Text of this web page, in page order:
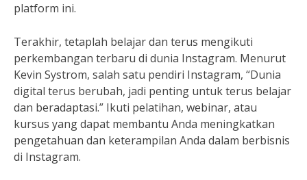
platform ini.
Terakhir, tetaplah belajar dan terus mengikuti
perkembangan terbaru di dunia Instagram. Menurut
Kevin Systrom, salah satu pendiri Instagram, “Dunia
digital terus berubah, jadi penting untuk terus belajar
dan beradaptasi.” Ikuti pelatihan, webinar, atau
kursus yang dapat membantu Anda meningkatkan
pengetahuan dan keterampilan Anda dalam berbisnis
di Instagram.